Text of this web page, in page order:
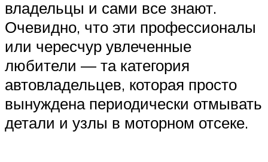
владельцы и сами все знают.
Очевидно, что эти профессионалы
или чересчур увлеченные
любители — та категория
автовладельцев, которая просто
вынуждена периодически отмывать
детали и узлы в моторном отсеке.